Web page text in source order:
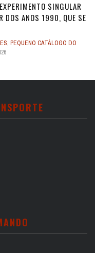
SINGULAR
DOS ANOS 1990, QUE SE
, PEQUENO CATÁLOGO DO